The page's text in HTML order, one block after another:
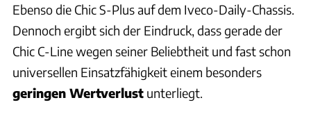
Ebenso die Chic S-Plus auf dem Iveco-Daily-Chassis.
Dennoch ergibt sich der Eindruck, dass gerade der
Chic C-Line wegen seiner Beliebtheit und fast schon
universellen Einsatzfähigkeit einem besonders
geringen Wertverlust unterliegt.